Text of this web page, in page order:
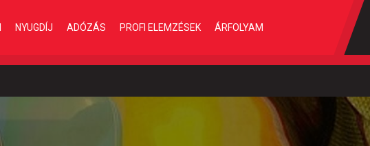
NYUGDÍJ ADÓZÁS PROFI ELEMZÉSEK ÁRFOLYAM